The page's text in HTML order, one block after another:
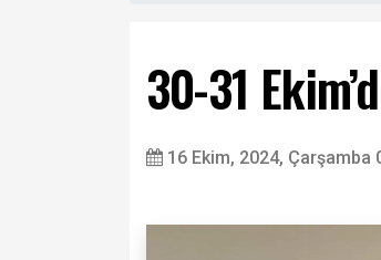
30-31
16 Ekim, 2024, Çarşamba